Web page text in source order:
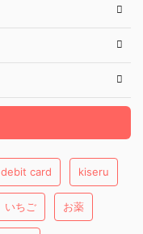
debit card kiseru
いちご お薬